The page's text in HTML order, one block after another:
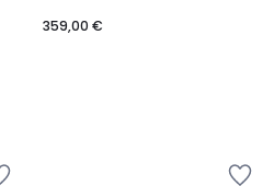
359,00 €